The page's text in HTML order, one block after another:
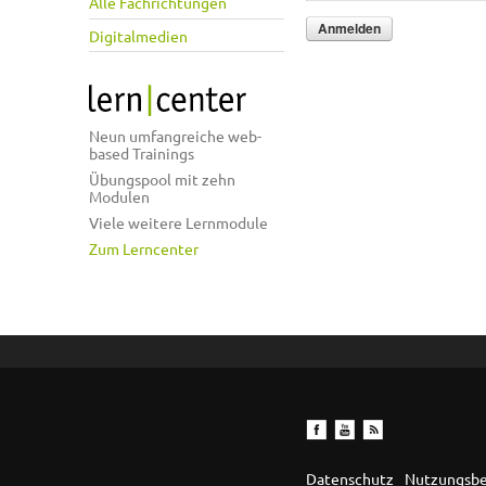
Digitalmedien
Neun umfangreiche web-
based Trainings
Übungspool mit zehn
Modulen
Viele weitere Lernmodule
Zum Lerncenter
Datenschutz